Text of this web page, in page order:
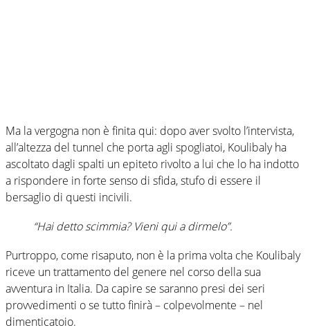
Ma la vergogna non è finita qui: dopo aver svolto l’intervista,
all’altezza del tunnel che porta agli spogliatoi, Koulibaly ha
ascoltato dagli spalti un epiteto rivolto a lui che lo ha indotto
a rispondere in forte senso di sfida, stufo di essere il
bersaglio di questi incivili.
“Hai detto scimmia? Vieni qui a dirmelo”.
Purtroppo, come risaputo, non è la prima volta che Koulibaly
riceve un trattamento del genere nel corso della sua
avventura in Italia. Da capire se saranno presi dei seri
provvedimenti o se tutto finirà – colpevolmente – nel
dimenticatoio.